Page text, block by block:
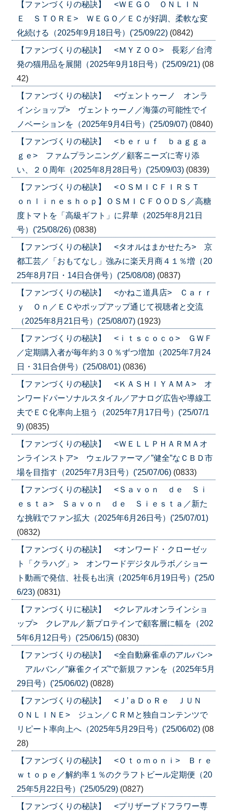
【ファンづくりの秘訣】 <ＷＥＧＯ ＯＮＬＩＮ
Ｅ ＳＴＯＲＥ> ＷＥＧＯ／ＥＣが好調、柔軟な変
化続ける（2025年9月18日号）('25/09/22) (0842)
【ファンづくりの秘訣】 <ＭＹＺＯＯ> 長彩／台湾
発の猫用品を展開（2025年9月18日号）('25/09/21) (08
42)
【ファンづくりの秘訣】 <ヴェントゥーノ オンラ
インショップ> ヴェントゥーノ／海藻の可能性でイ
ノベーションを（2025年9月4日号）('25/09/07) (0840)
【ファンづくりの秘訣】 <ｂｅｒｕｆ ｂａｇｇａ
ｇｅ> ファムプランニング／顧客ニーズに寄り添
い、２０周年（2025年8月28日号）('25/09/03) (0839)
【ファンづくりの秘訣】 <ＯＳＭＩＣＦＩＲＳＴ
ｏｎｌｉｎｅｓｈｏｐ】ＯＳＭＩＣＦＯＯＤＳ／高糖
度トマトを「高級ギフト」に昇華（2025年8月21日
号）('25/08/26) (0838)
【ファンづくりの秘訣】 <タオルはまかせたろ> 京
都工芸／「おもてなし」強みに楽天月商４１％増（20
25年8月7日・14日合併号）('25/08/08) (0837)
【ファンづくりの秘訣】 <かねこ道具店> Ｃａｒｒ
ｙ Ｏｎ／ＥＣやポップアップ通じて視聴者と交流
（2025年8月21日号）('25/08/07) (1923)
【ファンづくりの秘訣】 <ｉｔｓｃｏｃｏ> ＧＷＦ
／定期購入者が毎年約３０％ずつ増加（2025年7月24
日・31日合併号）('25/08/01) (0836)
【ファンづくりの秘訣】 <ＫＡＳＨＩＹＡＭＡ> オ
ンワードパーソナルスタイル／アナログ広告や導線工
夫でＥＣ化率向上狙う（2025年7月17日号）('25/07/1
9) (0835)
【ファンづくりの秘訣】 <ＷＥＬＬＰＨＡＲＭＡオ
ンラインストア> ウェルファーマ／”健全”なＣＢＤ市
場を目指す（2025年7月3日号）('25/07/06) (0833)
【ファンづくりの秘訣】 <Ｓａｖｏｎ ｄｅ Ｓｉ
ｅｓｔａ> Ｓａｖｏｎ ｄｅ Ｓｉｅｓｔａ／新た
な挑戦でファン拡大（2025年6月26日号）('25/07/01)
(0832)
【ファンづくりの秘訣】 <オンワード・クローゼッ
ト「クラハグ」> オンワードデジタルラボ／ショー
ト動画で発信、社長も出演（2025年6月19日号）('25/0
6/23) (0831)
【ファンづくりに秘訣】 <クレアルオンラインショ
ップ> クレアル／新プロテインで顧客層に幅を（202
5年6月12日号）('25/06/15) (0830)
【ファンづくりの秘訣】 <全自動麻雀卓のアルバン>
アルバン／”麻雀クイズ”で新規ファンを（2025年5月
29日号）('25/06/02) (0828)
【ファンづくりの秘訣】 <Ｊ’ａＤｏＲｅ ＪＵＮ
ＯＮＬＩＮＥ> ジュン／ＣＲＭと独自コンテンツで
リピート率向上へ（2025年5月29日号）('25/06/02) (08
28)
【ファンづくりの秘訣】 <Ｏｔｏｍｏｎｉ> Ｂｒｅ
ｗｔｏｐｅ／解約率１％のクラフトビール定期便（20
25年5月22日号）('25/05/29) (0827)
【ファンづくりの秘訣】 <プリザーブドフラワー専